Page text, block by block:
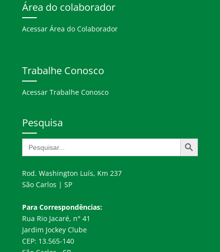
Área do colaborador
Acessar Área do Colaborador
Trabalhe Conosco
Acessar Trabalhe Conosco
Pesquisa
Search
for:
Search Button
Rod. Washington Luís, Km 237
São Carlos | SP
Para Correspondências:
Rua Rio Jacaré, n° 41
Jardim Jockey Clube
CEP: 13.565-140